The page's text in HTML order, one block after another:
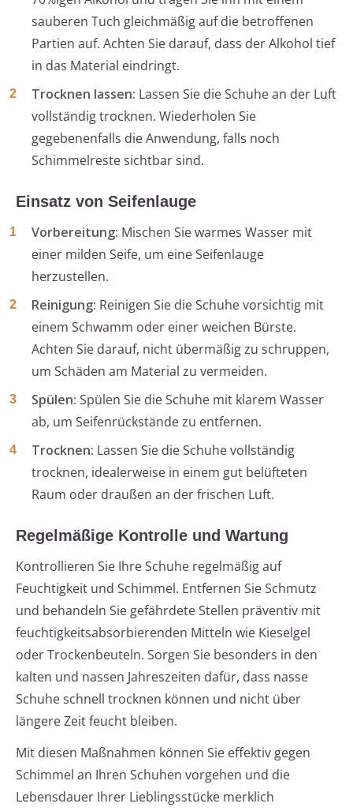
sauberen Tuch gleichmäßig auf die betroffenen
Partien auf. Achten Sie darauf, dass der Alkohol tief
in das Material eindringt.
Trocknen lassen: Lassen Sie die Schuhe an der Luft
vollständig trocknen. Wiederholen Sie
gegebenenfalls die Anwendung, falls noch
Schimmelreste sichtbar sind.
Einsatz von Seifenlauge
Vorbereitung: Mischen Sie warmes Wasser mit
einer milden Seife, um eine Seifenlauge
herzustellen.
Reinigung: Reinigen Sie die Schuhe vorsichtig mit
einem Schwamm oder einer weichen Bürste.
Achten Sie darauf, nicht übermäßig zu schruppen,
um Schäden am Material zu vermeiden.
Spülen: Spülen Sie die Schuhe mit klarem Wasser
ab, um Seifenrückstände zu entfernen.
Trocknen: Lassen Sie die Schuhe vollständig
trocknen, idealerweise in einem gut belüfteten
Raum oder draußen an der frischen Luft.
Regelmäßige Kontrolle und Wartung
Kontrollieren Sie Ihre Schuhe regelmäßig auf
Feuchtigkeit und Schimmel. Entfernen Sie Schmutz
und behandeln Sie gefährdete Stellen präventiv mit
feuchtigkeitsabsorbierenden Mitteln wie Kieselgel
oder Trockenbeuteln. Sorgen Sie besonders in den
kalten und nassen Jahreszeiten dafür, dass nasse
Schuhe schnell trocknen können und nicht über
längere Zeit feucht bleiben.
Mit diesen Maßnahmen können Sie effektiv gegen
Schimmel an Ihren Schuhen vorgehen und die
Lebensdauer Ihrer Lieblingsstücke merklich